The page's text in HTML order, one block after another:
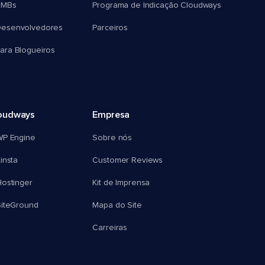
Blogueiros
Programa de Indicação Cloudways
Parceiros
Engine
Empresa
Sobre nós
Customer Reviews
Kit de Imprensa
Mapa do Site
Carreiras